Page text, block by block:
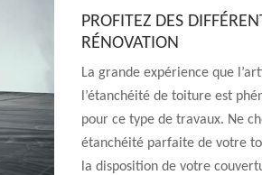
PROFITEZ DES
RÉNOVATION
La grande expérience que
l’étanchéité de toiture est
pour ce type de travaux. Ne
étanchéité parfaite de votre
la disposition de votre